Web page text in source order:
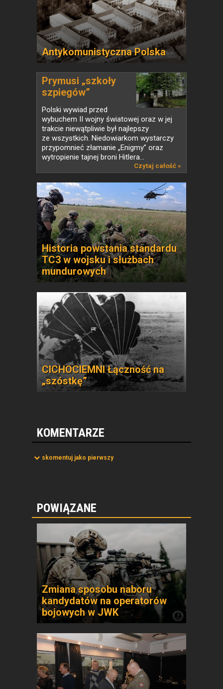
Antykomunistyczna Polska
Prymusi „szkoły
szpiegów”
Polski wywiad przed
wybuchem II wojny światowej oraz w jej
trakcie niewątpliwie był najlepszy
ze wszystkich. Niedowiarkom wystarczy
przypomnieć złamanie „Enigmy” oraz
wytropienie tajnej broni Hitlera...
Czytaj całość »
Historia powstania standardu
TC3 w wojsku i służbach
mundurowych
CICHOCIEMNI Łączność na
„szóstkę”
KOMENTARZE
skomentuj jako pierwszy
POWIĄZANE
Zmiana sposobu naboru
kandydatów na operatorów
bojowych w JWK